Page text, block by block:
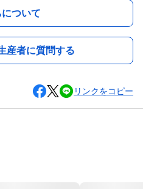
ついて
産者に質問する
リンクをコピー